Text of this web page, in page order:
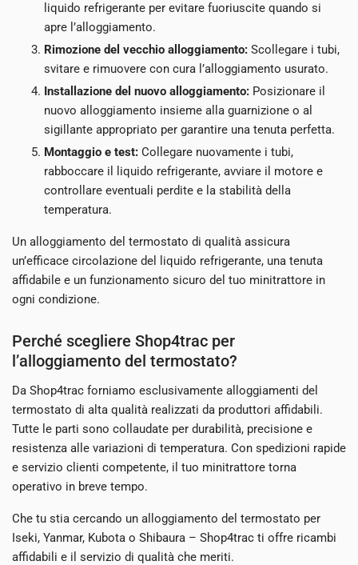
liquido refrigerante per evitare fuoriuscite quando si
apre l’alloggiamento.
Rimozione del vecchio alloggiamento: Scollegare i tubi,
svitare e rimuovere con cura l’alloggiamento usurato.
Installazione del nuovo alloggiamento: Posizionare il
nuovo alloggiamento insieme alla guarnizione o al
sigillante appropriato per garantire una tenuta perfetta.
Montaggio e test: Collegare nuovamente i tubi,
rabboccare il liquido refrigerante, avviare il motore e
controllare eventuali perdite e la stabilità della
temperatura.
Un alloggiamento del termostato di qualità assicura
un’efficace circolazione del liquido refrigerante, una tenuta
affidabile e un funzionamento sicuro del tuo minitrattore in
ogni condizione.
Perché scegliere Shop4trac per
l’alloggiamento del termostato?
Da Shop4trac forniamo esclusivamente alloggiamenti del
termostato di alta qualità realizzati da produttori affidabili.
Tutte le parti sono collaudate per durabilità, precisione e
resistenza alle variazioni di temperatura. Con spedizioni rapide
e servizio clienti competente, il tuo minitrattore torna
operativo in breve tempo.
Che tu stia cercando un alloggiamento del termostato per
Iseki, Yanmar, Kubota o Shibaura – Shop4trac ti offre ricambi
affidabili e il servizio di qualità che meriti.